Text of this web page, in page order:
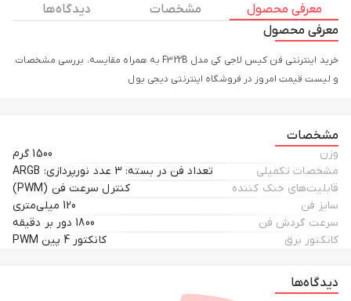
معرفی محصول مشخصات
دیدگاه ها
معرفی محصول
خرید اینترنتی فن کیس لاجی کی مدل F322B به همراه مقایسه، بررسی مشخصات
و لیست قیمت امروز در فروشگاه اینترنتی دیجی یول
مشخصات
وزن
1500 گرم
مشخصات تکمیلی
تعداد فن در بسته: 3 عدد نورپردازی: ARGB
قابلیت‌های خنک کننده
کنترل سرعت فن (PWM)
سایز فن
120 میلی‌متری
سرعت گردش فن
1800 دور بر دقیقه
کانکتور برق
کانکتور 4 پین PWM
دیدگاه‌ها